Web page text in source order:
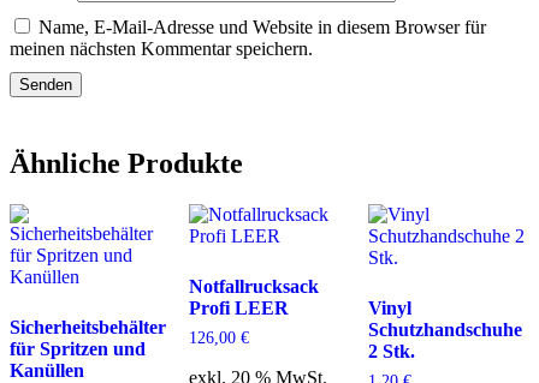
Name, E-Mail-Adresse und Website in diesem Browser für
meinen nächsten Kommentar speichern.
Ähnliche Produkte
Sicherheitsbehälter
für Spritzen und
Kanüllen
Notfallrucksack
Profi LEER
126,00€
exkl. 20 % MwSt.
Vinyl
Schutzhandschuhe
2 Stk.